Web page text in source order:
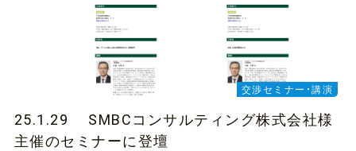
交渉セミナー・講演
25.1.29 SMBCコンサルティング株式会社様
主催のセミナーに登壇